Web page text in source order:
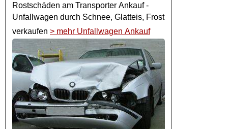
Rostschäden am Transporter Ankauf -
Unfallwagen durch Schnee, Glatteis, Frost
verkaufen > mehr Unfallwagen Ankauf